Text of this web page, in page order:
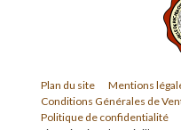
Plan du site
Mentions
Conditions Générales de
Politique de confidentialité